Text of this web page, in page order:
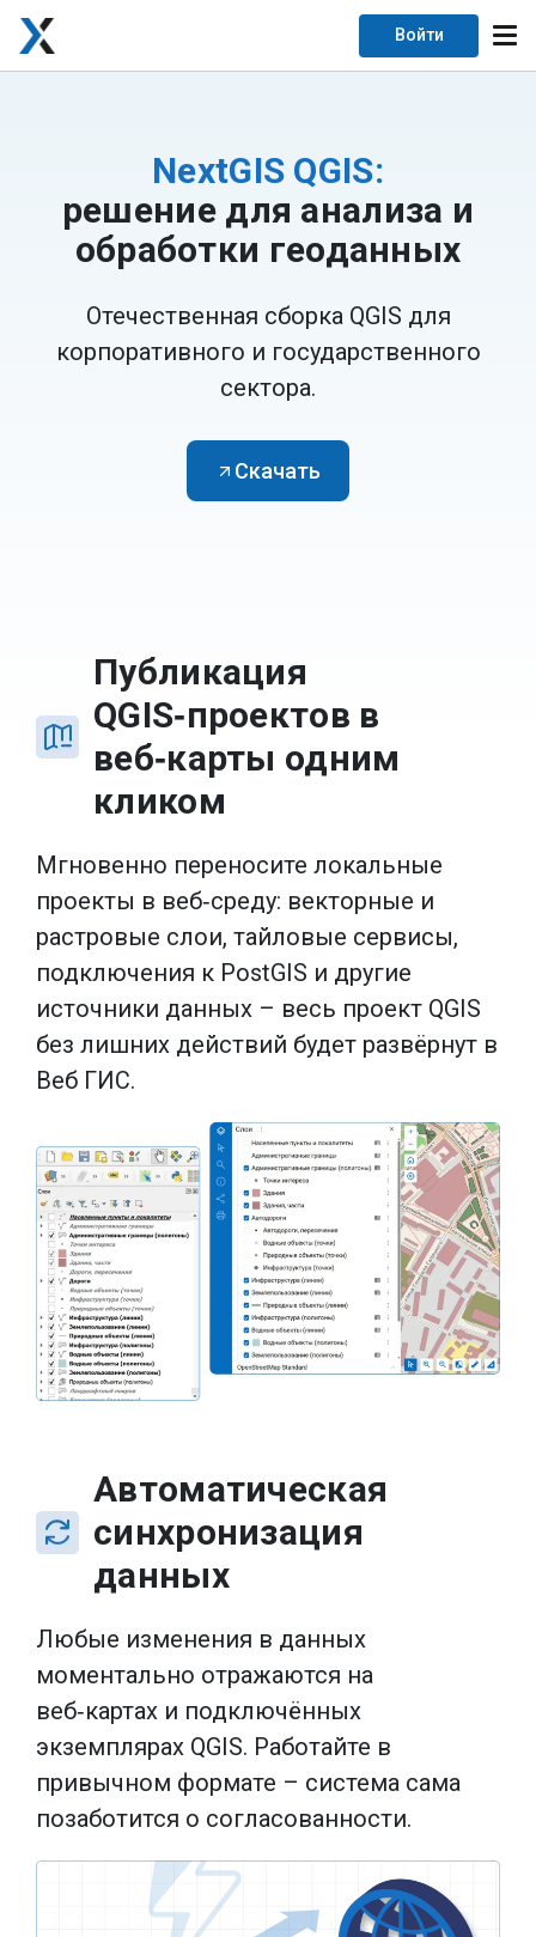
Войти
NextGIS QGIS:
решение для анализа и
обработки геоданных
Отечественная сборка QGIS для
корпоративного и государственного
сектора.
Скачать
Публикация
QGIS‑проектов в
веб‑карты одним
кликом
Мгновенно переносите локальные
проекты в веб‑среду: векторные и
растровые слои, тайловые сервисы,
подключения к PostGIS и другие
источники данных – весь проект QGIS
без лишних действий будет развёрнут в
Веб ГИС.
Автоматическая
синхронизация
данных
Любые изменения в данных
моментально отражаются на
веб‑картах и подключённых
экземплярах QGIS. Работайте в
привычном формате – система сама
позаботится о согласованности.